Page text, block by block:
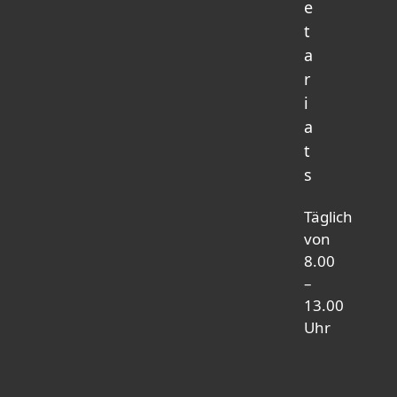
e
t
a
r
i
a
t
s
Täglich
von
8.00
–
13.00
Uhr